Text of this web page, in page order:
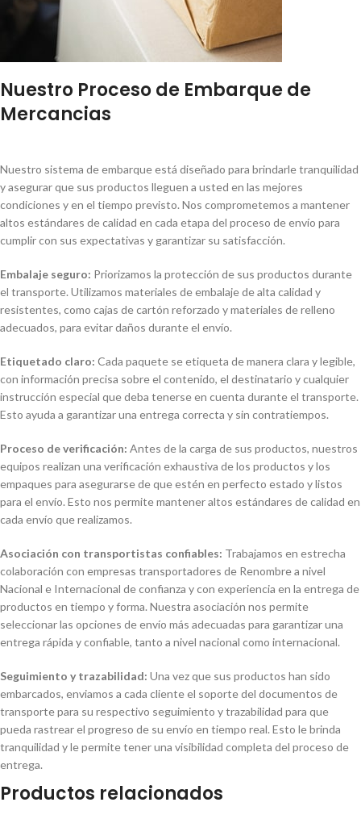
Nuestro Proceso de Embarque de
Mercancias
Nuestro sistema de embarque está diseñado para brindarle tranquilidad
y asegurar que sus productos lleguen a usted en las mejores
condiciones y en el tiempo previsto. Nos comprometemos a mantener
altos estándares de calidad en cada etapa del proceso de envío para
cumplir con sus expectativas y garantizar su satisfacción.
Embalaje seguro: Priorizamos la protección de sus productos durante
el transporte. Utilizamos materiales de embalaje de alta calidad y
resistentes, como cajas de cartón reforzado y materiales de relleno
adecuados, para evitar daños durante el envío.
Etiquetado claro: Cada paquete se etiqueta de manera clara y legible,
con información precisa sobre el contenido, el destinatario y cualquier
instrucción especial que deba tenerse en cuenta durante el transporte.
Esto ayuda a garantizar una entrega correcta y sin contratiempos.
Proceso de verificación: Antes de la carga de sus productos, nuestros
equipos realizan una verificación exhaustiva de los productos y los
empaques para asegurarse de que estén en perfecto estado y listos
para el envío. Esto nos permite mantener altos estándares de calidad en
cada envío que realizamos.
Asociación con transportistas confiables: Trabajamos en estrecha
colaboración con empresas transportadores de Renombre a nivel
Nacional e Internacional de confianza y con experiencia en la entrega de
productos en tiempo y forma. Nuestra asociación nos permite
seleccionar las opciones de envío más adecuadas para garantizar una
entrega rápida y confiable, tanto a nivel nacional como internacional.
Seguimiento y trazabilidad: Una vez que sus productos han sido
embarcados, enviamos a cada cliente el soporte del documentos de
transporte para su respectivo seguimiento y trazabilidad para que
pueda rastrear el progreso de su envío en tiempo real. Esto le brinda
tranquilidad y le permite tener una visibilidad completa del proceso de
entrega.
Productos relacionados